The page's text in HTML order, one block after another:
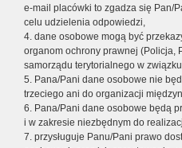
e-mail placówki to zgadza się Pan/
celu udzielenia odpowiedzi,
4. dane osobowe mogą być
organom ochrony prawnej (Policja,
samorządu terytorialnego w
5. Pana/Pani dane osobowe nie
trzeciego ani do organizacji
6. Pana/Pani dane osobowe będą
i w zakresie niezbędnym do
7. przysługuje Panu/Pani prawo